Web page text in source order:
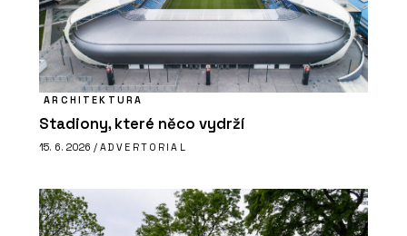
ARCHITEKTURA
Stadiony, které něco vydrží
15. 6. 2026 / ADVERTORIAL